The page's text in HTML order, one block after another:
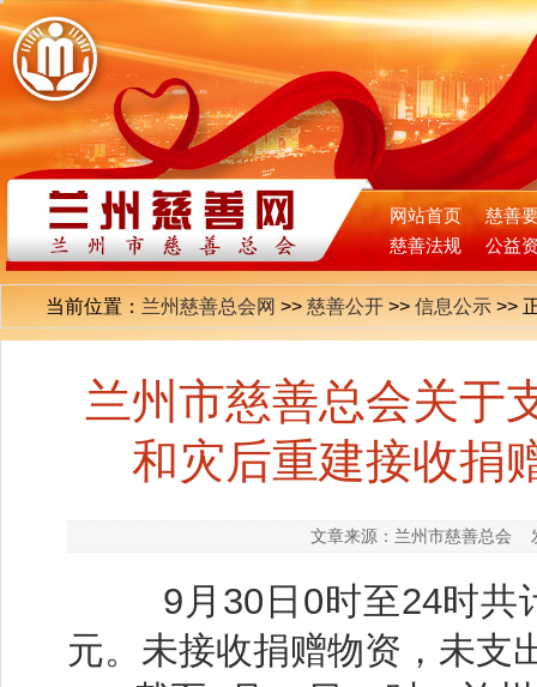
网站首页
慈善
慈善法规
公益
当前位置： 兰州慈善总会网 >> 慈善公开 >> 信息公示 >>
兰州市慈善总会关于
和灾后重建接收捐
文章来源：兰州市慈善总会
9月30日0时至24时共
元。未接收捐赠物资，未支